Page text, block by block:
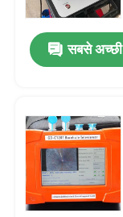
सबसे